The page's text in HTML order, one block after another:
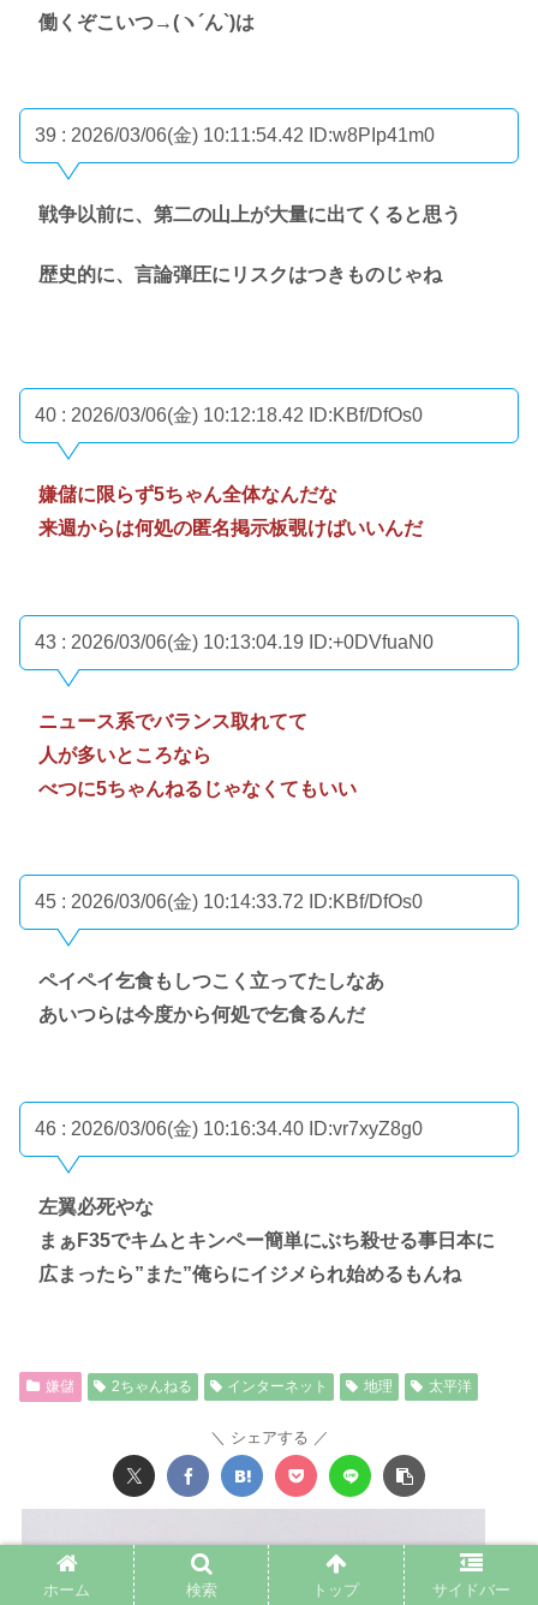
働くぞこいつ→(ヽ´ん`)は
39 : 2026/03/06(金) 10:11:54.42 ID:w8PIp41m0
戦争以前に、第二の山上が大量に出てくると思う
歴史的に、言論弾圧にリスクはつきものじゃね
40 : 2026/03/06(金) 10:12:18.42 ID:KBf/DfOs0
嫌儲に限らず5ちゃん全体なんだな
来週からは何処の匿名掲示板覗けばいいんだ
43 : 2026/03/06(金) 10:13:04.19 ID:+0DVfuaN0
ニュース系でバランス取れてて
人が多いところなら
べつに5ちゃんねるじゃなくてもいい
45 : 2026/03/06(金) 10:14:33.72 ID:KBf/DfOs0
ペイペイ乞食もしつこく立ってたしなあ
あいつらは今度から何処で乞食るんだ
46 : 2026/03/06(金) 10:16:34.40 ID:vr7xyZ8g0
左翼必死やな
まぁF35でキムとキンペー簡単にぶち殺せる事日本に
広まったら”また”俺らにイジメられ始めるもんね
嫌儲 2ちゃんねる インターネット 地理 太平洋
シェアする
ホーム 検索 トップ サイドバー